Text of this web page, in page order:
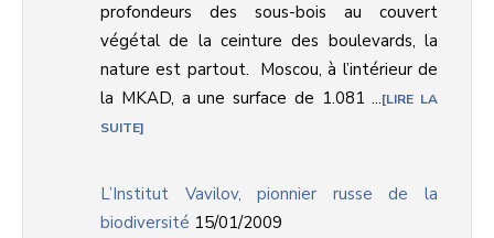
profondeurs des sous-bois au couvert
végétal de la ceinture des boulevards, la
nature est partout. Moscou, à l’intérieur de
la MKAD, a une surface de 1.081 ... LIRE LA
SUITE
L’Institut Vavilov, pionnier russe de la
biodiversité 15/01/2009